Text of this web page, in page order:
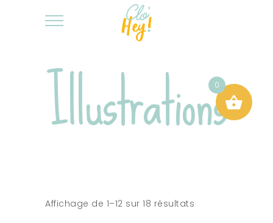
Illustrations
Affichage de 1–12 sur 18 résultats
0